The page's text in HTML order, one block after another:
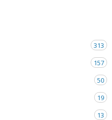
313
157
50
19
13